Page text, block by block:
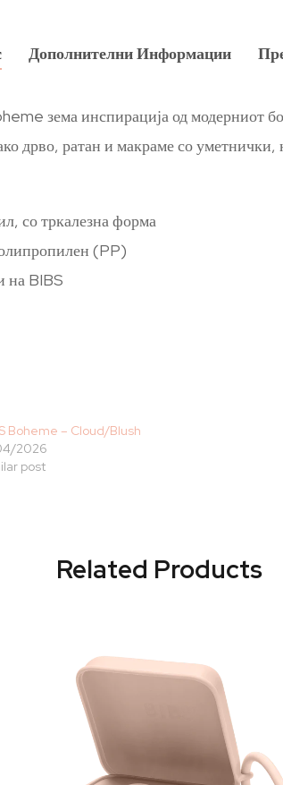
Дополнителни Информации
зема инспирација од модерниот
дрво, ратан и макраме со уметнички,
со тркалезна форма
(PP)
на BIBS
Boheme – Cloud/Blush
2026
post
Related Products